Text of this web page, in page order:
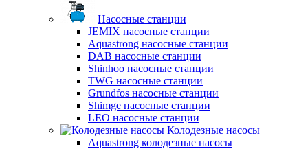
Насосные станции
JEMIX насосные станции
Aquastrong насосные станции
DAB насосные станции
Shinhoo насосные станции
TWG насосные станции
Grundfos насосные станции
Shimge насосные станции
LEO насосные станции
Колодезные насосы
Aquastrong колодезные насосы